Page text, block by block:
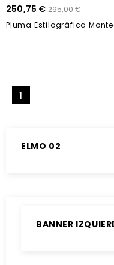
250,75 € 295,00 €
1
ELMO 02
BANNER